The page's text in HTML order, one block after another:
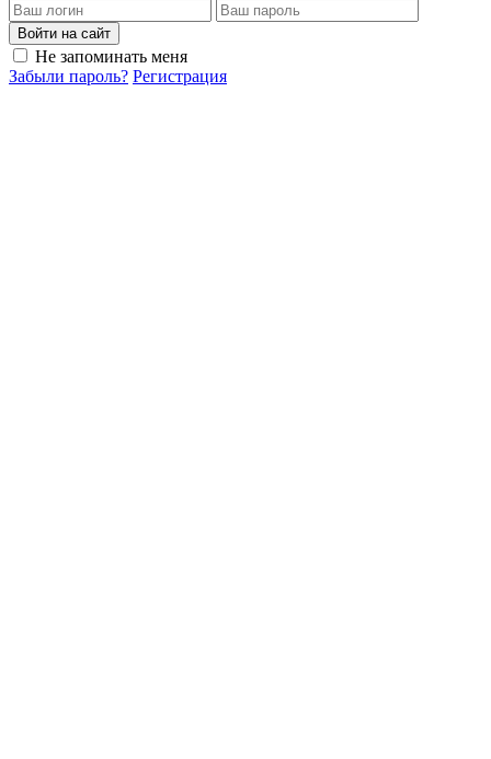
Войти на сайт
Не запоминать меня
Забыли пароль? Регистрация